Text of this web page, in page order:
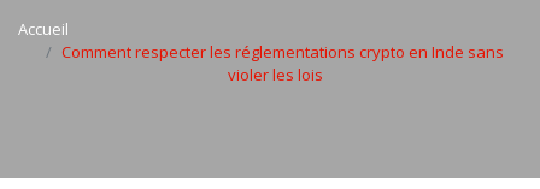
Accueil
Comment respecter les réglementations crypto en Inde sans
violer les lois